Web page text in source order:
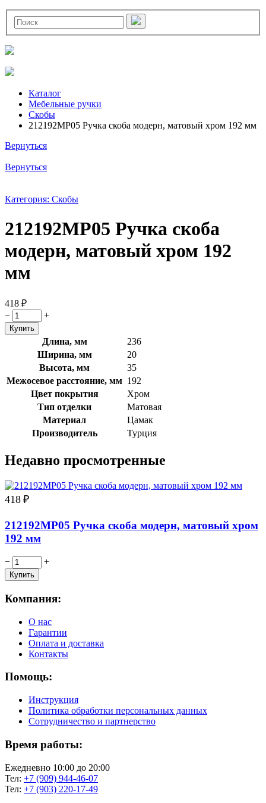
Каталог
Мебельные ручки
Скобы
212192MP05 Ручка скоба модерн, матовый хром 192 мм
Вернуться
Вернуться
Категория: Скобы
212192MP05 Ручка скоба
модерн, матовый хром 192
мм
418 ₽
−
+
Длина, мм
236
Ширина, мм
20
Высота, мм
35
Межосевое расстояние, мм 192
Цвет покрытия
Хром
Тип отделки
Матовая
Материал
Цамак
Производитель
Турция
Недавно просмотренные
418 ₽
212192MP05 Ручка скоба модерн, матовый хром
192 мм
− +
Компания:
О нас
Гарантии
Оплата и доставка
Контакты
Помощь:
Инструкция
Политика обработки персональных данных
Сотрудничество и партнерство
Время работы:
Ежедневно 10:00 до 20:00
Тел: +7 (909) 944-46-07
Тел: +7 (903) 220-17-49